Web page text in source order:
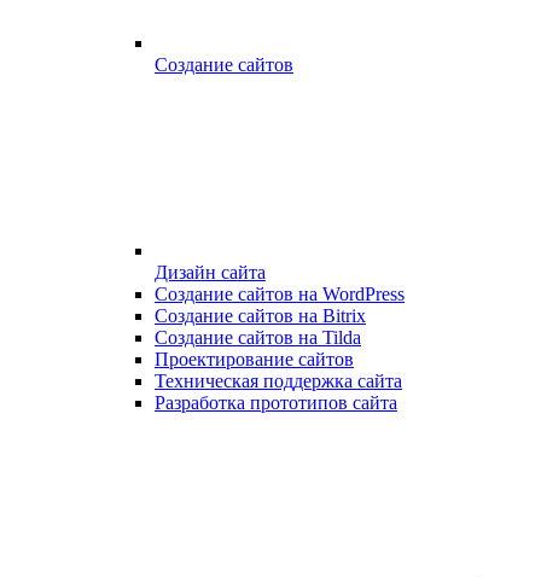
Создание сайтов
Дизайн сайта
Создание сайтов на WordPress
Создание сайтов на Bitrix
Создание сайтов на Tilda
Проектирование сайтов
Техническая поддержка сайта
Разработка прототипов сайта